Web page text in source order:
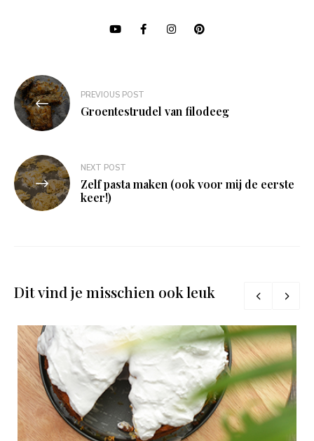
Bericht
navigatie
PREVIOUS POST
Groentestrudel van filodeeg
NEXT POST
Zelf pasta maken (ook voor mij de eerste
keer!)
Dit vind je misschien ook leuk